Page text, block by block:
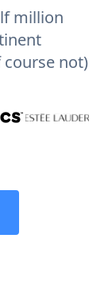
million
course not)